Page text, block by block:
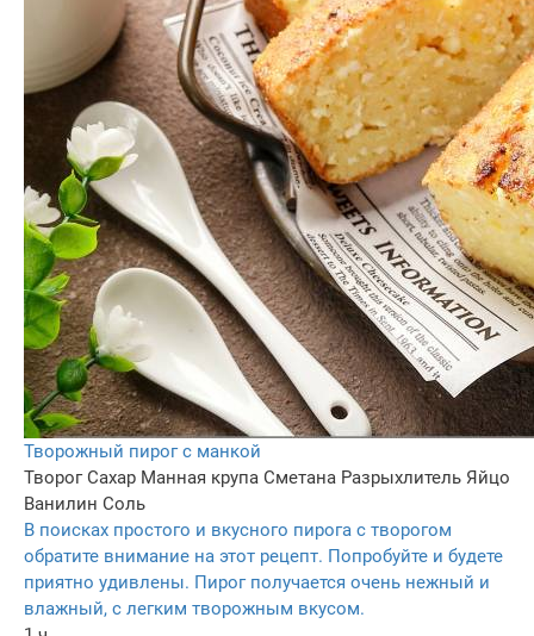
Творожный пирог с манкой
Творог Сахар Манная крупа Сметана Разрыхлитель Яйцо
Ванилин Соль
В поисках простого и вкусного пирога с творогом
обратите внимание на этот рецепт. Попробуйте и будете
приятно удивлены. Пирог получается очень нежный и
влажный, с легким творожным вкусом.